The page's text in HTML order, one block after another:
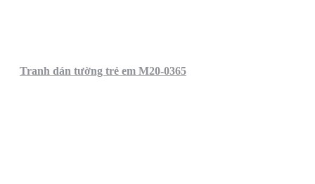
Tranh dán tường trẻ em M20-0365